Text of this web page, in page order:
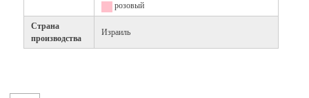
розовый
Страна
производства
Израиль